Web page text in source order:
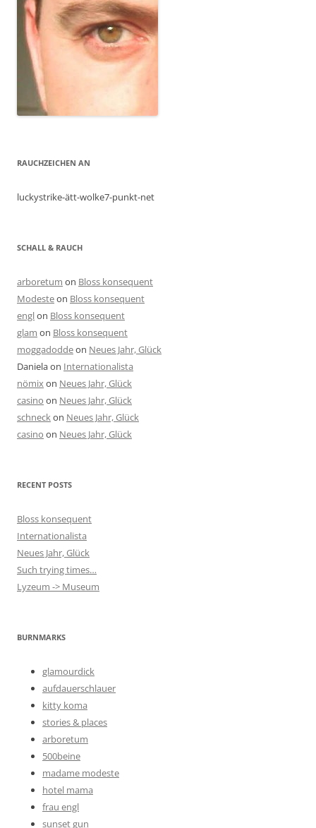
RAUCHZEICHEN AN
luckystrike-ätt-wolke7-punkt-net
SCHALL & RAUCH
arboretum on Bloss konsequent
Modesteon Bloss konsequent
englon Bloss konsequent
glam on Bloss konsequent
moggadoddeon Neues Jahr, Glück
Danielaon Internationalista
nömixon Neues Jahr, Glück
casino on Neues Jahr, Glück
schneckon Neues Jahr, Glück
casino on Neues Jahr, Glück
RECENT POSTS
Bloss konsequent
Internationalista
Neues Jahr, Glück
Such trying times…
Lyzeum -> Museum
BURNMARKS
glamourdick
aufdauerschlauer
kitty koma
stories & places
arboretum
500beine
madame modeste
hotel mama
frau engl
sunset gun